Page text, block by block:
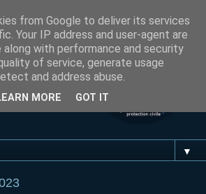
▼
from Google to deliver its services
Your IP address and user-agent are
along with performance and security
of service, generate usage
and address abuse.
MORE GOT IT